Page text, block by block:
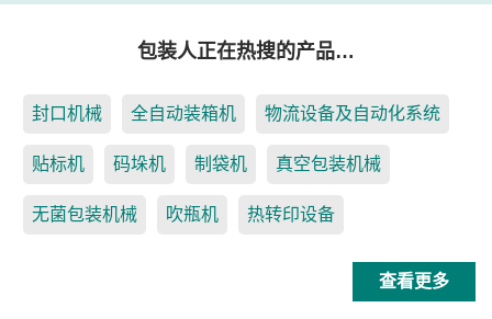
包装人正在热搜的产品…
封口机械 全自动装箱机 物流设备及自动化系统
贴标机 码垛机 制袋机 真空包装机械
无菌包装机械 吹瓶机 热转印设备
查看更多